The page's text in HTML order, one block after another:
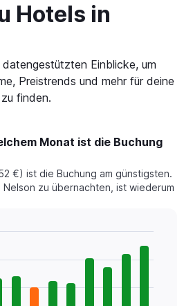
Hotels in
Einblicke, um
Preistrends und mehr für deine
finden.
Monat ist die Buchung
€) ist die Buchung am günstigsten.
zu übernachten, ist wiederum